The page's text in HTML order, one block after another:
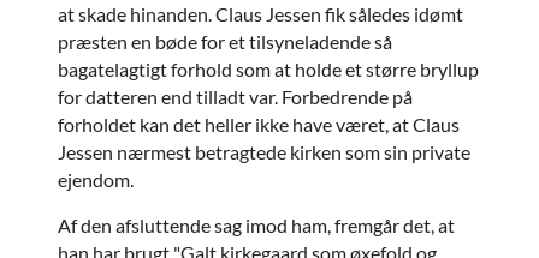
at skade hinanden. Claus Jessen fik således idømt
præsten en bøde for et tilsyneladende så
bagatelagtigt forhold som at holde et større bryllup
for datteren end tilladt var. Forbedrende på
forholdet kan det heller ikke have været, at Claus
Jessen nærmest betragtede kirken som sin private
ejendom.
Af den afsluttende sag imod ham, fremgår det, at
han har brugt "Galt kirkegaard som øxefold og